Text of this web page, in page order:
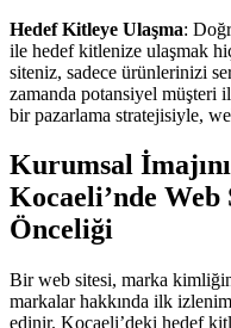
Hedef Kitleye Ulaşma:
ile hedef kitlenize ulaşmak
siteniz, sadece ürünlerinizi
zamanda potansiyel müşteri
bir pazarlama stratejisiyle,
Kurumsal
Kocaeli’nde Web
Önceliği
Bir web sitesi, marka
markalar hakkında ilk
edinir. Kocaeli’deki hedef